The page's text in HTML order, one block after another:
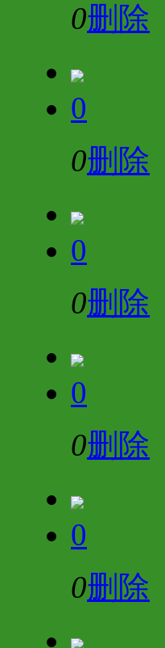
0删除
0
0删除
0
0删除
0
0删除
0
0删除